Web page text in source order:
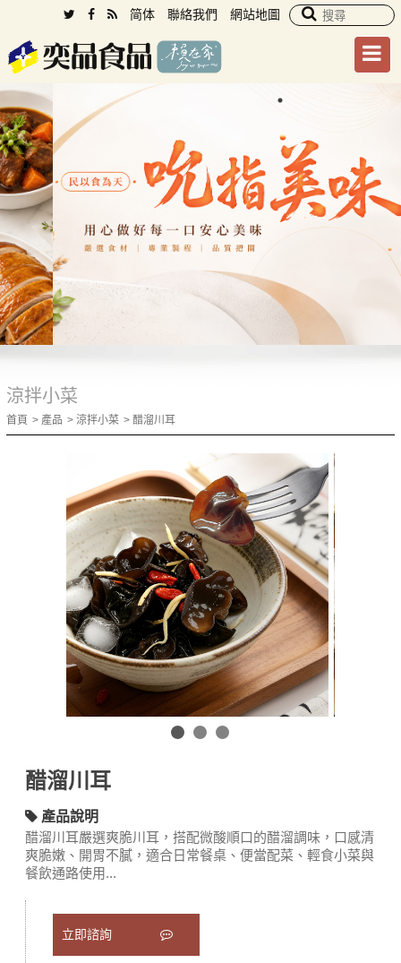
简体 聯絡我們 網站地圖
涼拌小菜
首頁 產品 涼拌小菜 醋溜川耳
醋溜川耳
產品說明
醋溜川耳嚴選爽脆川耳，搭配微酸順口的醋溜調味，口感清
爽脆嫩、開胃不膩，適合日常餐桌、便當配菜、輕食小菜與
餐飲通路使用...
立即諮詢